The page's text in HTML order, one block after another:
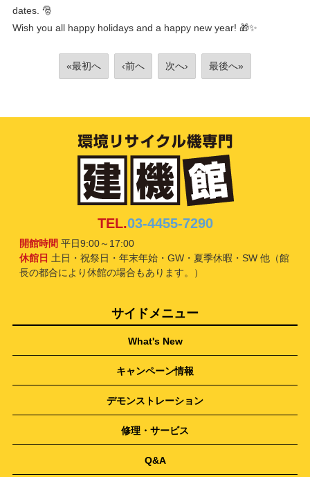
dates. 🎅
Wish you all happy holidays and a happy new year! 🎁✨
«最初へ ‹前へ 次へ› 最後へ»
TEL.03-4455-7290
開館時間 平日9:00～17:00
休館日 土日・祝祭日・年末年始・GW・夏季休暇・SW 他（館
長の都合により休館の場合もあります。）
サイドメニュー
What's New
キャンペーン情報
デモンストレーション
修理・サービス
Q&A